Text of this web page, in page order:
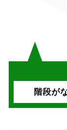
階段が